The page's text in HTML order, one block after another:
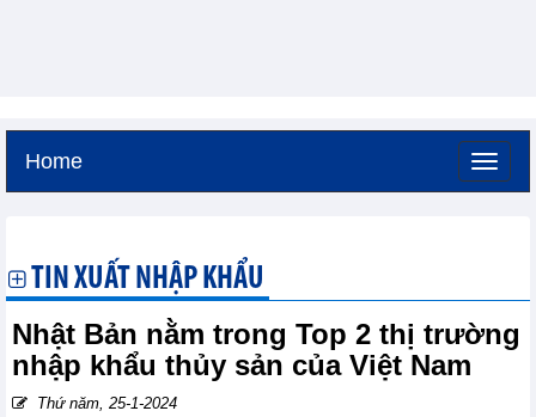
Home
TIN XUẤT NHẬP KHẨU
Nhật Bản nằm trong Top 2 thị trường
nhập khẩu thủy sản của Việt Nam
Thứ năm, 25-1-2024